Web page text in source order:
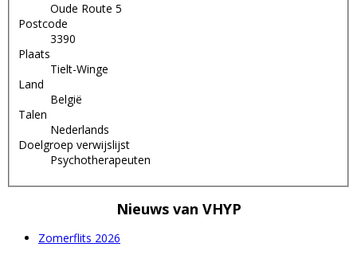
Oude Route 5
Postcode
3390
Plaats
Tielt-Winge
Land
België
Talen
Nederlands
Doelgroep verwijslijst
Psychotherapeuten
Nieuws van VHYP
Zomerflits 2026